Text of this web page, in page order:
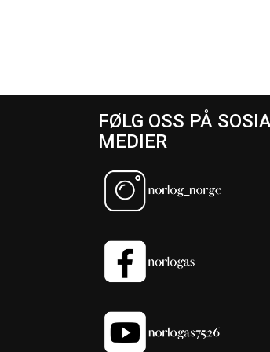
FØLG OSS PÅ
MEDIER